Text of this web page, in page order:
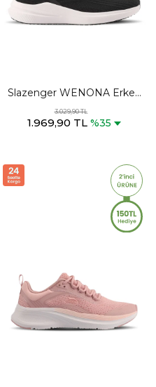
Slazenger WENONA Erkek
Siyah Koşu & Yürüyüş Spor
Ayakkabısı
3.029,90 TL
1.969,90 TL %35